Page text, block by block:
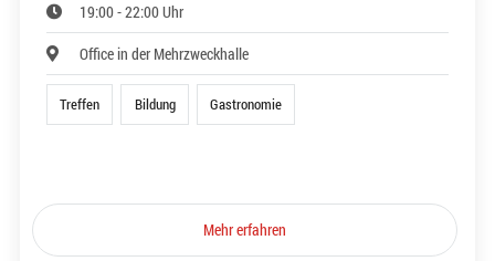
19:00 - 22:00 Uhr
Office in der Mehrzweckhalle
Treffen Bildung Gastronomie
Mehr erfahren